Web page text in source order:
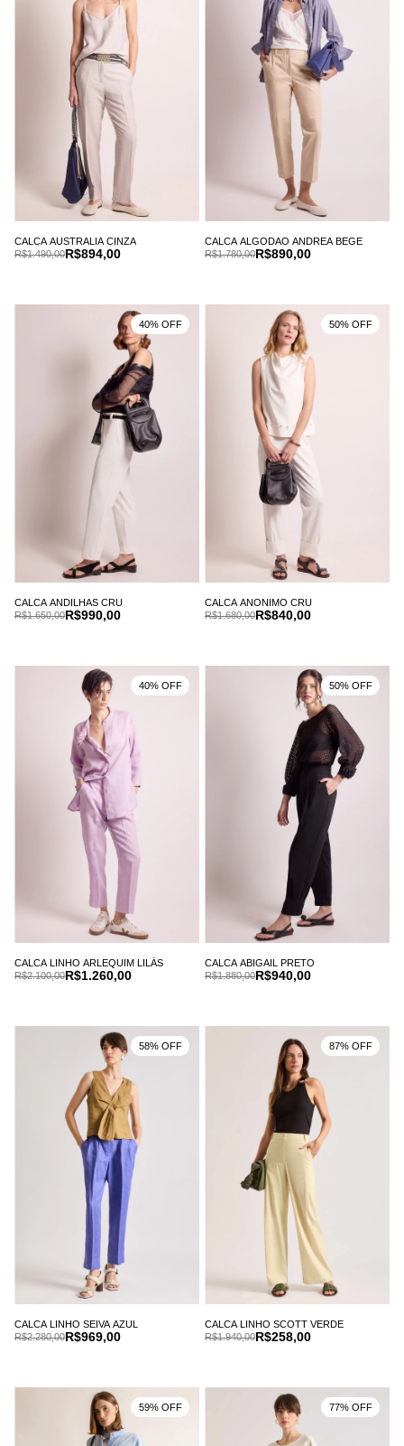
CALCA AUSTRALIA CINZA
R$894,00
R$1.490,00
CALCA ALGODAO ANDREA BEGE
R$890,00
R$1.780,00
CALCA ANDILHAS CRU
R$990,00
R$1.650,00
40% OFF
CALCA ANONIMO CRU
R$840,00
R$1.680,00
50% OFF
CALCA LINHO ARLEQUIM LILÁS
R$1.260,00
R$2.100,00
40% OFF
CALCA ABIGAIL PRETO
R$940,00
R$1.880,00
50% OFF
CALCA LINHO SEIVA AZUL
R$969,00
R$2.280,00
58% OFF
CALCA LINHO SCOTT VERDE
R$258,00
R$1.940,00
87% OFF
59% OFF 77% OFF